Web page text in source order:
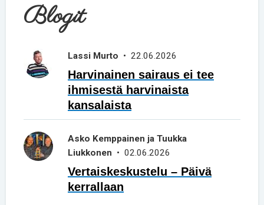
Blogit
Lassi Murto • 22.06.2026
Harvinainen sairaus ei tee
ihmisestä harvinaista
kansalaista
Asko Kemppainen ja Tuukka
Liukkonen • 02.06.2026
Vertaiskeskustelu – Päivä
kerrallaan